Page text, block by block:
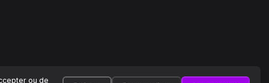
ou de